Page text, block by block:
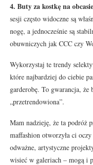
4. Buty za kostkę na
sesji często widoczne są
nogę, a jednocześnie są
obuwniczych jak CCC czy
Wykorzystaj te trendy
które najbardziej do ciebie
garderobę. To gwarancja, że
„przetrendowiona”.
Mam nadzieję, że ta podróż
maffashion otworzyła ci
odważne, artystyczne
wisieć w galeriach – mogą i